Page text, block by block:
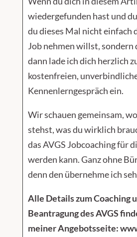
wiedergefunden hast und
du dieses Mal nicht einfach
Job nehmen willst, sondern
dann lade ich dich herzlich
kostenfreien,
Kennenlerngespräch ein.
Wir schauen gemeinsam,
stehst, was du wirklich
das AVGS Jobcoaching für
werden kann. Ganz ohne
denn den übernehme ich
Alle Details zum Coaching
Beantragung des AVGS
meiner Angebotsseite: